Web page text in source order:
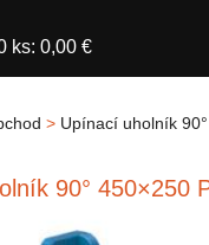
ks:0,00€
> Upínací uholník
90° 450×250